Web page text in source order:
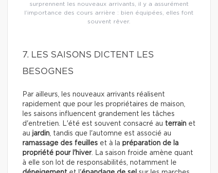
surprennent les nouveaux arrivants, il y a assurément
l’importance des cours arrière : bien équipées, elles font
souvent rêver.
7. LES SAISONS DICTENT LES
BESOGNES
Par ailleurs, les nouveaux arrivants réalisent
rapidement que pour les propriétaires de maison,
les saisons influencent grandement les tâches
d'entretien. L'été est souvent consacré au terrain et
au jardin, tandis que l'automne est associé au
ramassage des feuilles et à la préparation de la
propriété pour l'hiver. La saison froide amène quant
à elle son lot de responsabilités, notamment le